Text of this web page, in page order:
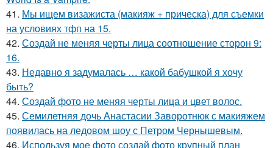
41. Мы ищем визажиста (макияж + прическа) для съемки
на условиях тфп на 15.
42. Создай не меняя черты лица соотношение сторон 9:
16.
43. Недавно я задумалась … какой бабушкой я хочу
быть?
44. Создай фото не меняя черты лица и цвет волос.
45. Семилетняя дочь Анастасии Заворотнюк с макияжем
появилась на ледовом шоу с Петром Чернышевым.
46. Используя мое фото создай фото крупный план